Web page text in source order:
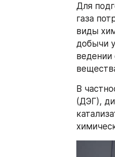
Для
газа
виды
добычи
ведении
В
(ДЭГ),